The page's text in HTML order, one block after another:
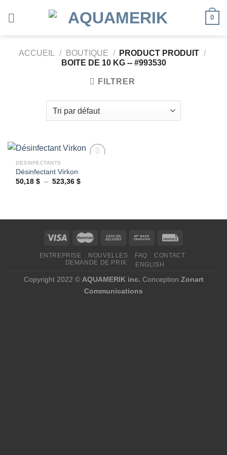
0
ACCUEIL / BOUTIQUE / PRODUCT PRODUIT /
BOITE DE 10 KG -- #993530
FILTRER
DÉSINFECTANTS
Désinfectant Virkon
50,18$ – 523,36$Plage
ENTREPRISE NOUVELLES FAQ
CONTACT
DEMANDE DE PRIX
ENGLISH
Copyright 2022 © AQUAMERIK inc. Conception Zonart
Communications